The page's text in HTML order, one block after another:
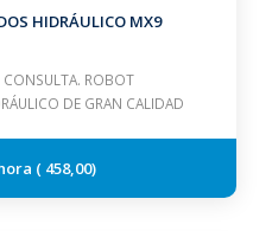
HIDRÁULICO MX9
CONSULTA. ROBOT
DE GRAN CALIDAD
458,00